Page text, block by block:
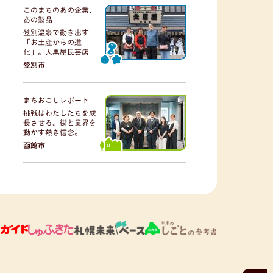
このまちのあの企業、
あの製品
登別温泉で動き出す
「お土産からの進
化」。大黒屋民芸店
登別市
まちおこしレポート
挑戦はわたしたちを成
長させる。街と業界を
動かす熱き信念。
函館市